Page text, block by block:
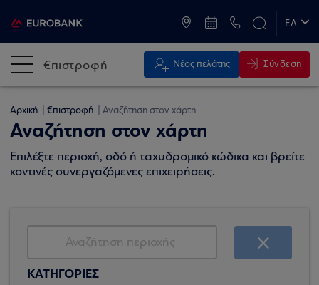
ΕΛ
€πιστροφή Νέος πελάτης Σύνδεση
Αρχική €πιστροφή Αναζήτηση στον χάρτη
Αναζήτηση στον χάρτη
Επιλέξτε περιοχή, οδό ή ταχυδρομικό κώδικα και βρείτε
κοντινές συνεργαζόμενες επιχειρήσεις.
ΚΑΤΗΓΟΡΙΕΣ